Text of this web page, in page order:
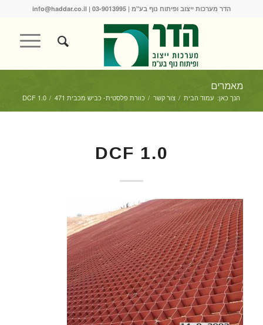
הדר מערכות ייצוב ופיתוח נוף בע"מ | 03-9013995
|
info@haddar.co.il
מאמרים
הנך כאן: עמוד הבית / צור קשר / כוורת פלסטית- כביש מכבית 471 /
DCF 1.0
DCF 1.0